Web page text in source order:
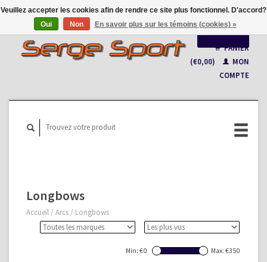
Français
Nederlands
PANIER
(€0,00)
MON
COMPTE
Longbows
Accueil / Arcs / Longbows
Min: €0 Max: €350
Veuillez accepter les cookies afin de rendre ce site plus fonctionnel. D'accord?
Oui
Non En savoir plus sur les témoins (cookies) »